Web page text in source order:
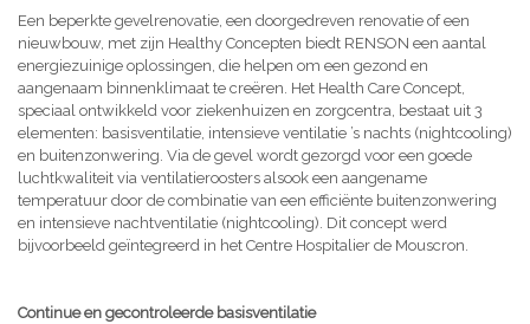
Een beperkte gevelrenovatie, een doorgedreven renovatie of een
nieuwbouw, met zijn Healthy Concepten biedt RENSON een aantal
energiezuinige oplossingen, die helpen om een gezond en
aangenaam binnenklimaat te creëren. Het Health Care Concept,
speciaal ontwikkeld voor ziekenhuizen en zorgcentra, bestaat uit 3
elementen: basisventilatie, intensieve ventilatie ’s nachts (nightcooling)
en buitenzonwering. Via de gevel wordt gezorgd voor een goede
luchtkwaliteit via ventilatieroosters alsook een aangename
temperatuur door de combinatie van een efficiënte buitenzonwering
en intensieve nachtventilatie (nightcooling). Dit concept werd
bijvoorbeeld geïntegreerd in het Centre Hospitalier de Mouscron.
Continue en gecontroleerde basisventilatie